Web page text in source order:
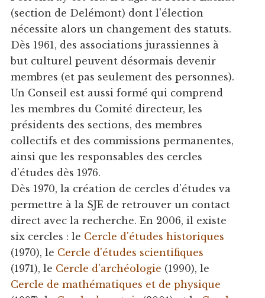
(section de Delémont) dont l'élection
nécessite alors un changement des statuts.
Dès 1961, des associations jurassiennes à
but culturel peuvent désormais devenir
membres (et pas seulement des personnes).
Un Conseil est aussi formé qui comprend
les membres du Comité directeur, les
présidents des sections, des membres
collectifs et des commissions permanentes,
ainsi que les responsables des cercles
d'études dès 1976.
Dès 1970, la création de cercles d'études va
permettre à la SJE de retrouver un contact
direct avec la recherche. En 2006, il existe
six cercles : le Cercle d'études historiques
(1970), le Cercle d'études scientifiques
(1971), le Cercle d'archéologie (1990), le
Cercle de mathématiques et de physique